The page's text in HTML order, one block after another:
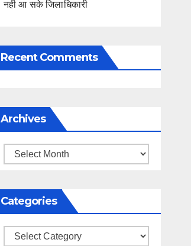
नही आ सके जिलाधिकारी
Recent Comments
Archives
Archives
Categories
Categories